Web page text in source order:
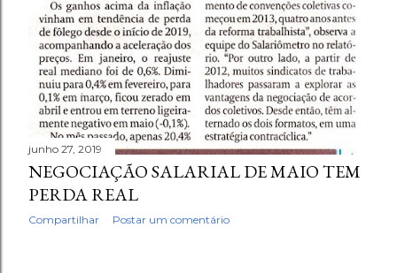
junho 27, 2019
NEGOCIAÇÃO SALARIAL DE MAIO TEM
PERDA REAL
Compartilhar Postar um comentário